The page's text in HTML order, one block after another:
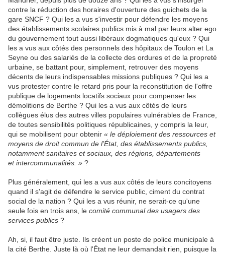
contre la réduction des horaires d'ouverture des guichets de la
gare SNCF ? Qui les a vus s'investir pour défendre les moyens
des établissements scolaires publics mis à mal par leurs alter ego
du gouvernement tout aussi libéraux dogmatiques qu'eux ? Qui
les a vus aux côtés des personnels des hôpitaux de Toulon et La
Seyne ou des salariés de la collecte des ordures et de la propreté
urbaine, se battant pour, simplement, retrouver des moyens
décents de leurs indispensables missions publiques ? Qui les a
vus protester contre le retard pris pour la reconstitution de l'offre
publique de logements locatifs sociaux pour compenser les
démolitions de Berthe ? Qui les a vus aux côtés de leurs
collègues élus des autres villes populaires vulnérables de France,
de toutes sensibilités politiques républicaines, y compris la leur,
qui se mobilisent pour obtenir « le déploiement des ressources et
moyens de droit commun de l’État, des établissements publics,
notamment sanitaires et sociaux, des régions, départements
et intercommunalités. » ?
Plus généralement, qui les a vus aux côtés de leurs concitoyens
quand il s'agit de défendre le service public, ciment du contrat
social de la nation ? Qui les a vus réunir, ne serait-ce qu'une
seule fois en trois ans, le comité communal des usagers des
services publics ?
Ah, si, il faut être juste. Ils créent un poste de police municipale à
la cité Berthe. Juste là où l'État ne leur demandait rien, puisque la